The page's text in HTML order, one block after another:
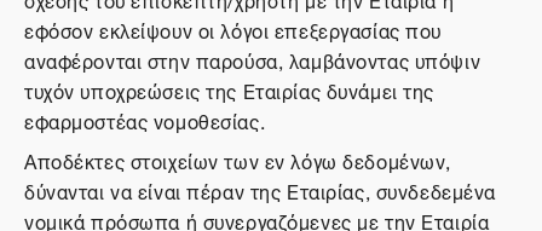
εφόσον εκλείψουν οι λόγοι επεξεργασίας που
αναφέρονται στην παρούσα, λαμβάνοντας υπόψιν
τυχόν υποχρεώσεις της Εταιρίας δυνάμει της
εφαρμοστέας νομοθεσίας.
Αποδέκτες στοιχείων των εν λόγω δεδομένων,
δύνανται να είναι πέραν της Εταιρίας, συνδεδεμένα
νομικά πρόσωπα ή συνεργαζόμενες με την Εταιρία